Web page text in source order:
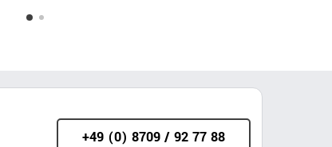
+49 (0) 8709 / 92 77 88